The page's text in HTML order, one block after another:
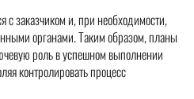
с заказчиком и, при необходимости,
органами. Таким образом, планы
роль в успешном выполнении
контролировать процесс